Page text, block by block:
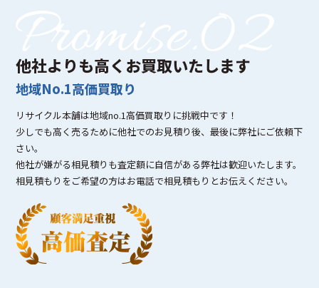
他社よりも高くお買取いたします
地域No.1高価買取り
リサイクル本舗は地域no.1高価買取りに挑戦中です！
少しでも高く売るために他社でのお見積り後、最後に弊社にご依頼下
さい。
他社が嫌がる相見積りも査定額に自信がある弊社は歓迎いたします。
相見積もりをご希望の方はお電話で相見積もりとお伝えください。